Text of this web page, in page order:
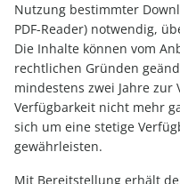
Nutzung bestimmter
PDF-Reader) notwendig,
Die Inhalte können vom
rechtlichen Gründen
mindestens zwei Jahre
Verfügbarkeit nicht mehr
sich um eine stetige
gewährleisten.
Mit Bereitstellung erhält